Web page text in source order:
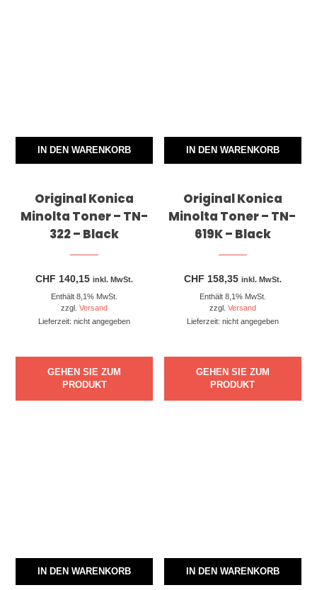
IN DEN WARENKORB
Original Konica
Minolta Toner – TN-
322 – Black
CHF 140,15 inkl. MwSt.
Enthält 8,1% MwSt.
zzgl.Versand
Lieferzeit: nicht angegeben
GEHEN SIE ZUM
PRODUKT
IN DEN WARENKORB
Original Konica
Minolta Toner – TN-
619K – Black
CHF 158,35 inkl. MwSt.
Enthält 8,1% MwSt.
zzgl. Versand
Lieferzeit: nicht angegeben
GEHEN SIE ZUM
PRODUKT
IN DEN WARENKORB IN DEN WARENKORB